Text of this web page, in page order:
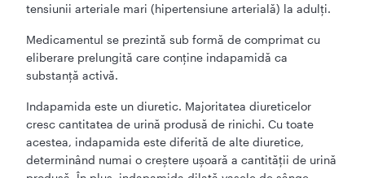
tensiunii arteriale mari (hipertensiune arterială) la adulți.
Medicamentul se prezintă sub formă de comprimat cu
eliberare prelungită care conţine indapamidă ca
substanţă activă.
Indapamida este un diuretic. Majoritatea diureticelor
cresc cantitatea de urină produsă de rinichi. Cu toate
acestea, indapamida este diferită de alte diuretice,
determinând numai o creştere uşoară a cantităţii de urină